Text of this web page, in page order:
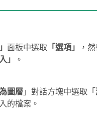
面板中選取 「選項」 ，
」
。
圖層 」對話方塊中選取「
的檔案。